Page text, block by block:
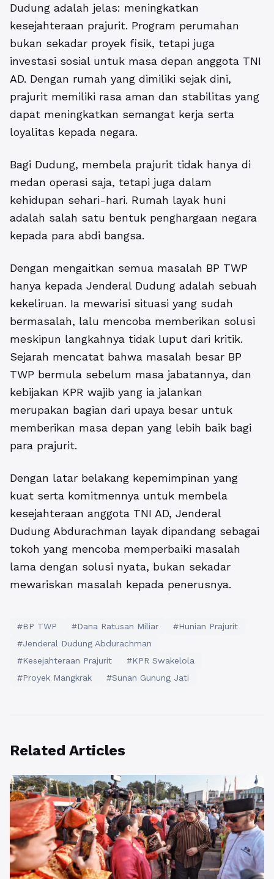
Dudung adalah jelas: meningkatkan
kesejahteraan prajurit. Program perumahan
bukan sekadar proyek fisik, tetapi juga
investasi sosial untuk masa depan anggota TNI
AD. Dengan rumah yang dimiliki sejak dini,
prajurit memiliki rasa aman dan stabilitas yang
dapat meningkatkan semangat kerja serta
loyalitas kepada negara.
Bagi Dudung, membela prajurit tidak hanya di
medan operasi saja, tetapi juga dalam
kehidupan sehari-hari. Rumah layak huni
adalah salah satu bentuk penghargaan negara
kepada para abdi bangsa.
Dengan mengaitkan semua masalah BP TWP
hanya kepada Jenderal Dudung adalah sebuah
kekeliruan. Ia mewarisi situasi yang sudah
bermasalah, lalu mencoba memberikan solusi
meskipun langkahnya tidak luput dari kritik.
Sejarah mencatat bahwa masalah besar BP
TWP bermula sebelum masa jabatannya, dan
kebijakan KPR wajib yang ia jalankan
merupakan bagian dari upaya besar untuk
memberikan masa depan yang lebih baik bagi
para prajurit.
Dengan latar belakang kepemimpinan yang
kuat serta komitmennya untuk membela
kesejahteraan anggota TNI AD, Jenderal
Dudung Abdurachman layak dipandang sebagai
tokoh yang mencoba memperbaiki masalah
lama dengan solusi nyata, bukan sekadar
mewariskan masalah kepada penerusnya.
#BP TWP #Dana Ratusan Miliar
#Hunian Prajurit
#Jenderal Dudung Abdurachman
#Kesejahteraan Prajurit
#KPR Swakelola
#Proyek Mangkrak
#Sunan Gunung Jati
Related Articles